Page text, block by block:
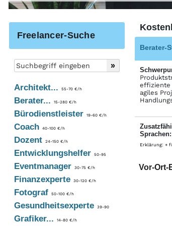
Freelancer-Suche
Architekt... 55-70 €/h
Berater... 15-280 €/h
Bürodienstleister 19-60 €/h
Coach40-100 €/h
Dozent24-150 €/h
Entwicklungshelfer 50-95
Eventmanager 30-75 €/h
Finanzexperte30-120 €/h
Fotograf 50-100 €/h
Gesundheitsexperte39-90
Grafiker... 14-80 €/h
Berater-
effiziente
agiles
Sprachen:
Erklärung: +
Vor-Ort-